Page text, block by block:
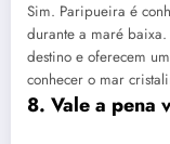
Sim. Paripueira é
durante a maré baixa.
destino e oferecem
conhecer o mar
8. Vale a pena